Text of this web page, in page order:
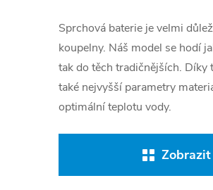
Sprchová baterie je velmi
koupelny. Náš model se hodí
tak do těch tradičnějších.
také nejvyšší parametry
optimální teplotu vody.